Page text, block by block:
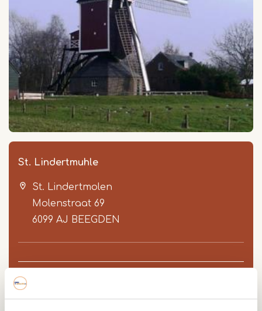
St. Lindertmuhle
St. Lindertmolen
Molenstraat 69
6099 AJ BEEGDEN